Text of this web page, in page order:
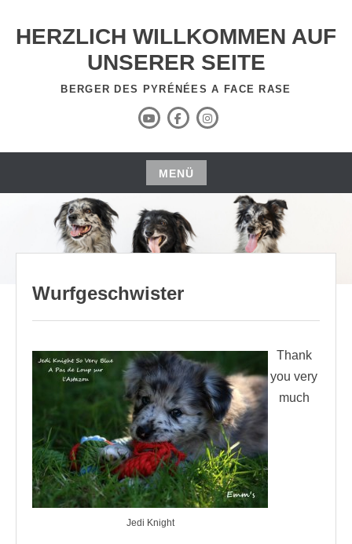
InhaltHERZLICH WILLKOMMEN AUF
UNSERER SEITE
BERGER DES PYRÉNÉES A FACE RASE
YouTube
Kanal
FacebookInstagram
MENÜ
Zum
springen
Wurfgeschwister
Jedi Knight
Thank
you very
much